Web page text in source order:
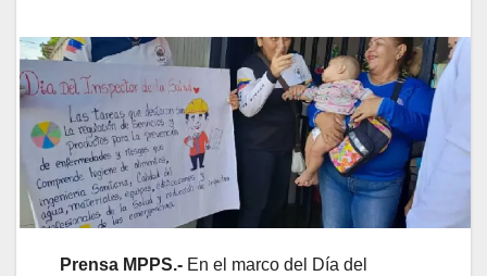
Prensa MPPS.- En el marco del Día del